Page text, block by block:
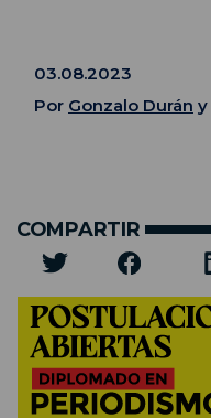
03.08.2023
Por Gonzalo Durán y
COMPARTIR